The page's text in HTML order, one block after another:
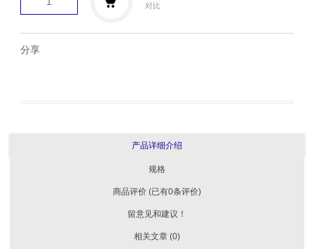
对比
分享
产品详细介绍
规格
商品评价 (已有0条评价)
留意见和建议！
相关文章 (0)